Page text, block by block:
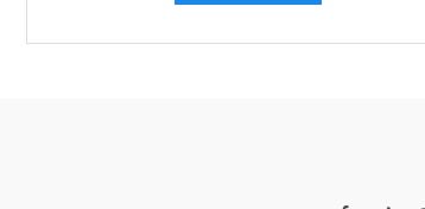
experiência deles e se têm sugestões para sua